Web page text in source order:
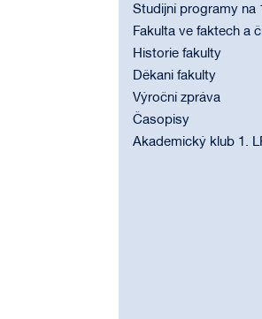
Studijní programy na
Fakulta ve faktech a
Historie fakulty
Děkani fakulty
Výroční zpráva
Časopisy
Akademický klub 1.